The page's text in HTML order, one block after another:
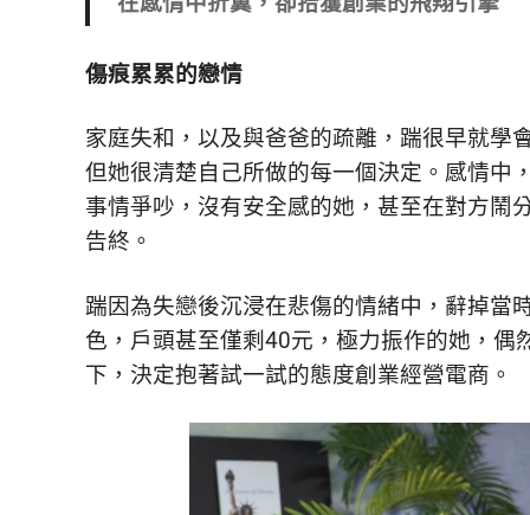
傷痕累累的戀情
家庭失和，以及與爸爸的疏離，踹很早就學
但她很清楚自己所做的每一個決定。感情中
事情爭吵，沒有安全感的她，甚至在對方鬧
告終。
踹因為失戀後沉浸在悲傷的情緒中，辭掉當
色，戶頭甚至僅剩40元，極力振作的她， 偶
下，決定抱著試一試的態度創業經營電商。